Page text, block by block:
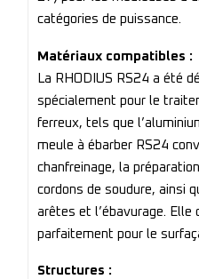
catégories de puissance.
Matériaux compatibles :
La RHODIUS RS24 a été
spécialement pour le
ferreux, tels que
meule à ébarber RS24
chanfreinage, la
cordons de soudure, ainsi
arêtes et l’ébavurage. Elle
parfaitement pour le
Structures :